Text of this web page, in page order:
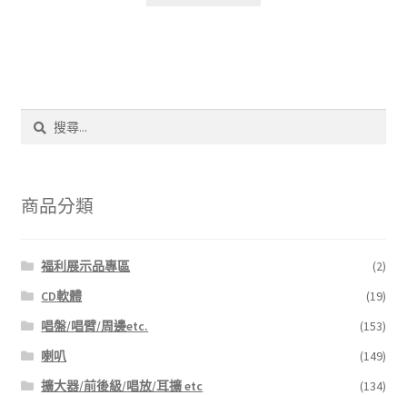
字:
商品分類
福利展示品專區
(2)
CD軟體
(19)
唱盤/唱臂/周邊etc.
(153)
喇叭
(149)
擴大器/前後級/唱放/耳擴 etc
(134)